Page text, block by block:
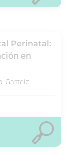
Perinatal:
en
Gasteiz